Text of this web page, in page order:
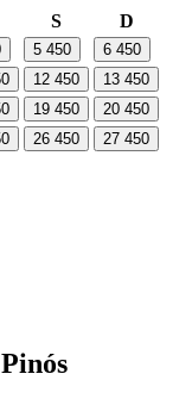
S D
5 450 6 450
12 450 13 450
19 450 20 450
26 450 27 450